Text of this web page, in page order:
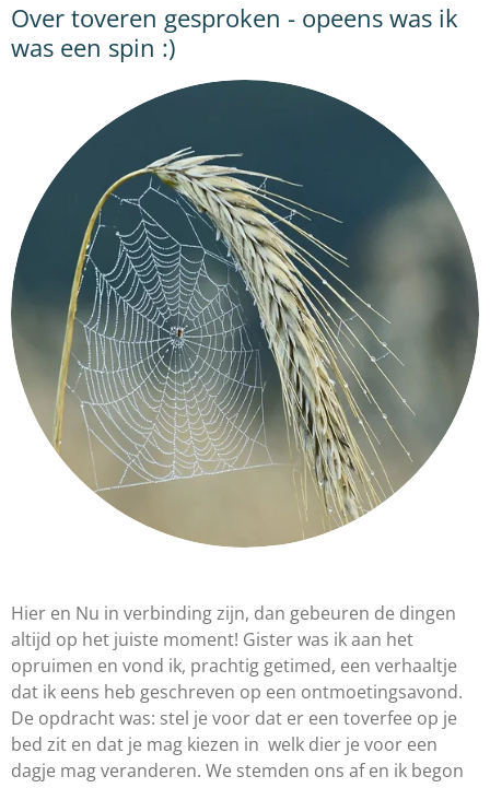
Over toveren gesproken - opeens was ik
was een spin :)
Hier en Nu in verbinding zijn, dan gebeuren de dingen
altijd op het juiste moment! Gister was ik aan het
opruimen en vond ik, prachtig getimed, een verhaaltje
dat ik eens heb geschreven op een ontmoetingsavond.
De opdracht was: stel je voor dat er een toverfee op je
bed zit en dat je mag kiezen in welk dier je voor een
dagje mag veranderen. We stemden ons af en ik begon